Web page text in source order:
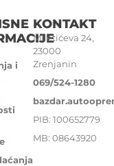
i
KONTAKT
Miletićeva 24,
23000
Zrenjanin
069/524-1280
PIB: 100652779
MB: 08643920